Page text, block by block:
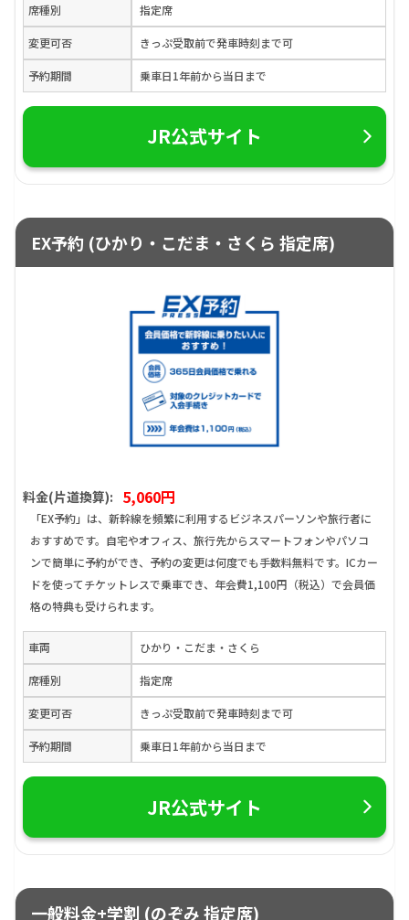
席種別 指定席
変更可否 きっぷ受取前で発車時刻まで可
予約期間 乗車日1年前から当日まで
JR公式サイト
EX予約 (ひかり・こだま・さくら 指定席)
料金(片道換算): 5,060円
「EX予約」は、新幹線を頻繁に利用するビジネスパーソンや旅行者に
おすすめです。自宅やオフィス、旅行先からスマートフォンやパソコ
ンで簡単に予約ができ、予約の変更は何度でも手数料無料です。ICカー
ドを使ってチケットレスで乗車でき、年会費1,100円（税込）で会員価
格の特典も受けられます。
車両 ひかり・こだま・さくら
席種別 指定席
変更可否 きっぷ受取前で発車時刻まで可
予約期間 乗車日1年前から当日まで
JR公式サイト
一般料金+学割 (のぞみ 指定席)